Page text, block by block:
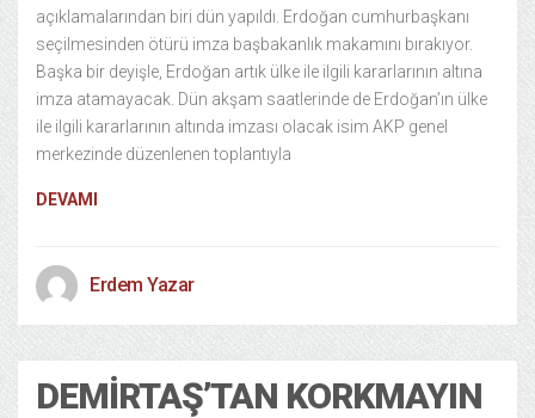
açıklamalarından biri dün yapıldı. Erdoğan cumhurbaşkanı
seçilmesinden ötürü imza başbakanlık makamını bırakıyor.
Başka bir deyişle, Erdoğan artık ülke ile ilgili kararlarının altına
imza atamayacak. Dün akşam saatlerinde de Erdoğan’ın ülke
ile ilgili kararlarının altında imzası olacak isim AKP genel
merkezinde düzenlenen toplantıyla
DEVAMI
Erdem Yazar
DEMIRTAŞ’TAN KORKMAYIN